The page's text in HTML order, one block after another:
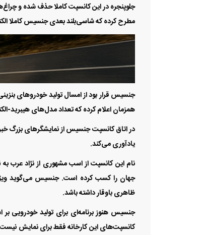
جلوپنجره در این کانسپت کاملا حذف شده و
مطرح کرده که شاسی‌‌‌بلند بعدی جنسیس کاملا
همزمان اعلام کرده که تعداد مدل‌های هیبرید-
در اتاق کانسپت جنسیس از نمایشگرهای بزرگ
یادآوری می‌‌‌کند.
نام این کانسپت از اسب مشهوری از نژاد عرب
جهان را کسب کرده است. جنسیس می‌گوید
ظاهری باوقار داشته باشد.
جنسیس هنوز برنامه‌‌‌ای برای تولید خودرویی بر